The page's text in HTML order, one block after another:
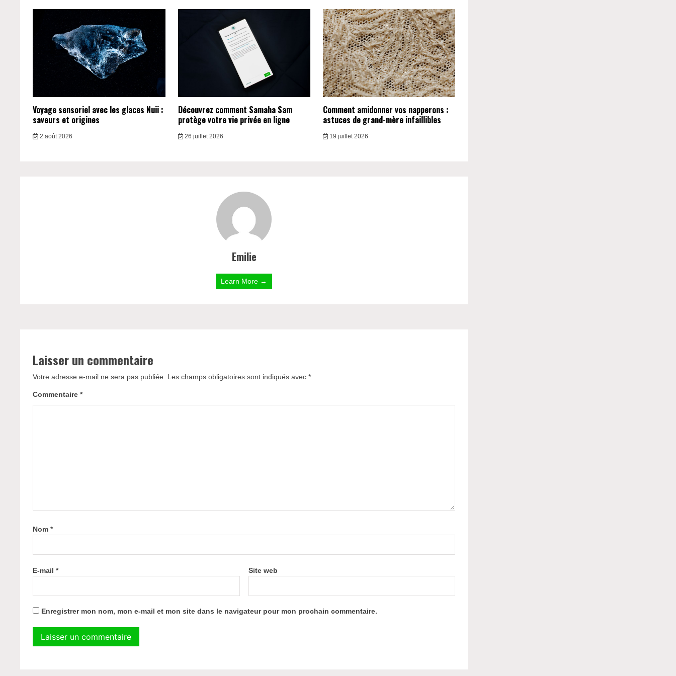
Voyage sensoriel avec les glaces Nuii :
saveurs et origines
2 août 2026
Découvrez comment Samaha Sam
protège votre vie privée en ligne
26 juillet 2026
Comment amidonner vos napperons :
astuces de grand-mère infaillibles
19 juillet 2026
Emilie
Learn More →
Laisser un commentaire
Votre adresse e-mail ne sera pas publiée. Les champs obligatoires sont indiqués avec*
Commentaire*
Nom*
E-mail* Site web
Enregistrer mon nom, mon e-mail et mon site dans le navigateur pour mon prochain commentaire.